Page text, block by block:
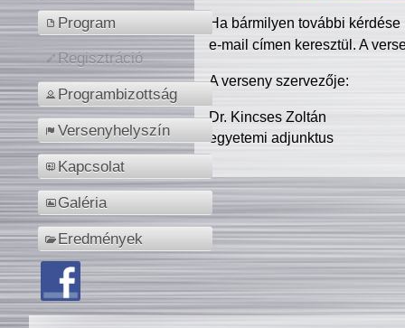
Program
Regisztráció
Programbizottság
Versenyhelyszín
Kapcsolat
Galéria
Eredmények
Ha bármilyen további
e-mail címen keresztül. A
A verseny szervezője:
Dr. Kincses Zoltán
egyetemi adjunktus